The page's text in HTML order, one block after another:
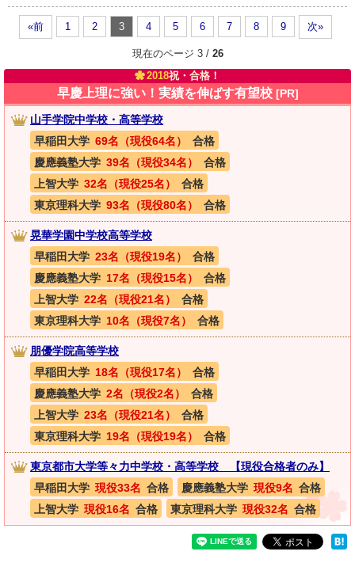
«前 1 2 3 4 5 6 7 8 9 次»
現在のページ 3 / 26
2018祝・合格！
早慶上理に強い！実績を伸ばす有望校 [PR]
山手学院中学校・高等学校
早稲田大学 69名（現役64名）
合格
慶應義塾大学 39名（現役34名）
合格
上智大学 32名（現役25名）
合格
東京理科大学 93名（現役80名） 合格
晃華学園中学校高等学校
早稲田大学 23名（現役19名）
合格
慶應義塾大学 17名（現役15名）
合格
上智大学 22名（現役21名）
合格
東京理科大学 10名（現役7名） 合格
朋優学院高等学校
早稲田大学 18名（現役17名）
合格
慶應義塾大学 2名（現役2名）
合格
上智大学 23名（現役21名）
合格
東京理科大学 19名（現役19名） 合格
東京都市大学等々力中学校・高等学校 【現役合格者のみ】
早稲田大学 現役33名 合格 慶應義塾大学 現役9名 合格
上智大学 現役16名 合格 東京理科大学 現役32名 合格